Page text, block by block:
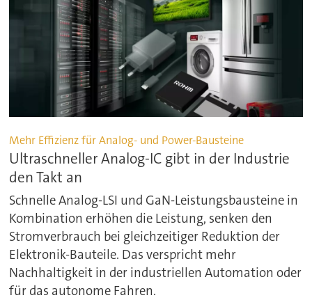
Mehr Effizienz für Analog- und Power-Bausteine
Ultraschneller Analog-IC gibt in der Industrie
den Takt an
Schnelle Analog-LSI und GaN-Leistungsbausteine in
Kombination erhöhen die Leistung, senken den
Stromverbrauch bei gleichzeitiger Reduktion der
Elektronik-Bauteile. Das verspricht mehr
Nachhaltigkeit in der industriellen Automation oder
für das autonome Fahren.